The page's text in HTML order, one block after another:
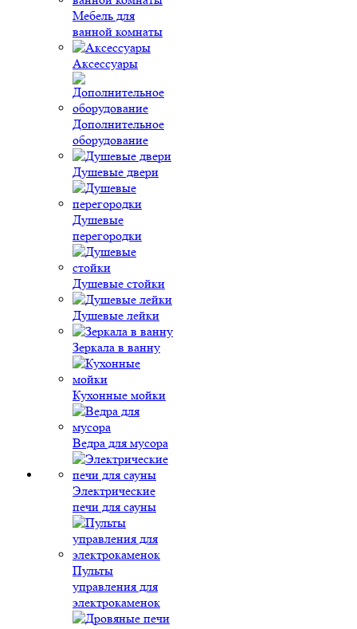
Мебель для
ванной комнаты
Аксессуары
Дополнительное
оборудование
Душевые двери
Душевые
перегородки
Душевые стойки
Душевые лейки
Зеркала в ванну
Кухонные мойки
Ведра для мусора
Электрические
печи для сауны
Пульты
управления для
электрокаменок